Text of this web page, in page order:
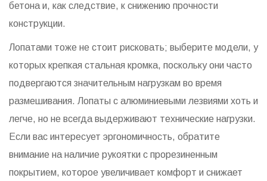
бетона и, как следствие, к снижению прочности
конструкции.
Лопатами тоже не стоит рисковать; выберите модели, у
которых крепкая стальная кромка, поскольку они часто
подвергаются значительным нагрузкам во время
размешивания. Лопаты с алюминиевыми лезвиями хоть и
легче, но не всегда выдерживают технические нагрузки.
Если вас интересует эргономичность, обратите
внимание на наличие рукоятки с прорезиненным
покрытием, которое увеличивает комфорт и снижает